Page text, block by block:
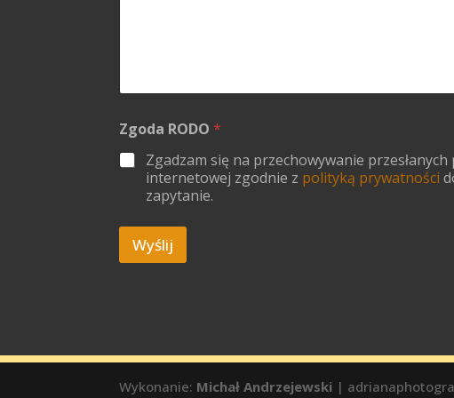
Zgoda RODO*
Zgadzam się na przechowywanie
internetowej zgodnie z polityką prywatności
zapytanie.
Wyślij
Wykonanie: Michał Andrzejewski |